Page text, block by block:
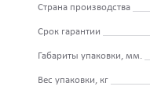
Страна производства
Срок гарантии
Габариты упаковки, мм.
Вес упаковки, кг